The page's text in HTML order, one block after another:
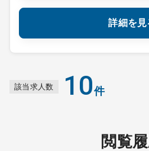
詳細を見
該当求人数 10件
閲覧